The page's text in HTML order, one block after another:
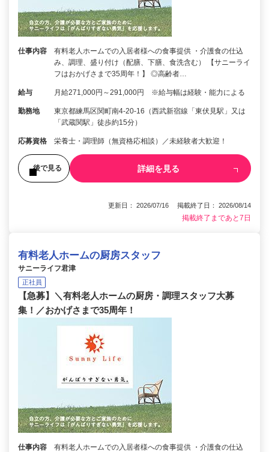
仕事内容
有料老人ホームでの入居者様への食事提供 ・介護食の仕込
み、調理、盛り付け（配膳、下膳、食洗含む） 【サニーライ
フはおかげさまで35周年！】 ◎高齢者…
給与 月給271,000円～291,000円 ※給与幅は経験・能力による
勤務地
東京都練馬区関町南4-20-16（西武新宿線「東伏見駅」又は
「武蔵関駅」徒歩約15分）
応募資格 栄養士・調理師（無資格応相談）／未経験者大歓迎！
後で見る 詳細を見る
更新日： 2026/07/16 掲載終了日： 2026/08/14
掲載終了まであと7日
有料老人ホームの厨房スタッフ
サニーライフ君津
正社員
【急募】＼有料老人ホームの厨房・調理スタッフ大募
集！／おかげさまで35周年！
仕事内容
有料老人ホームでの入居者様への食事提供 ・介護食の仕込